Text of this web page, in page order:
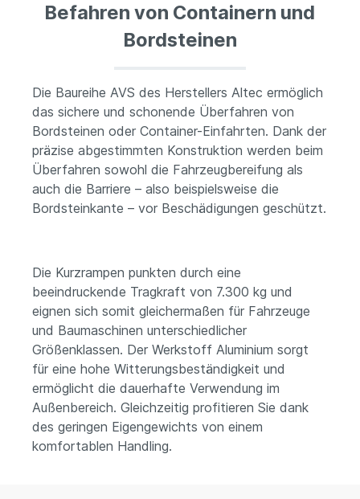
Befahren von Containern und
Bordsteinen
Die Baureihe AVS des Herstellers Altec ermöglich
das sichere und schonende Überfahren von
Bordsteinen oder Container-Einfahrten. Dank der
präzise abgestimmten Konstruktion werden beim
Überfahren sowohl die Fahrzeugbereifung als
auch die Barriere – also beispielsweise die
Bordsteinkante – vor Beschädigungen geschützt.
Die Kurzrampen punkten durch eine
beeindruckende Tragkraft von 7.300 kg und
eignen sich somit gleichermaßen für Fahrzeuge
und Baumaschinen unterschiedlicher
Größenklassen. Der Werkstoff Aluminium sorgt
für eine hohe Witterungsbeständigkeit und
ermöglicht die dauerhafte Verwendung im
Außenbereich. Gleichzeitig profitieren Sie dank
des geringen Eigengewichts von einem
komfortablen Handling.